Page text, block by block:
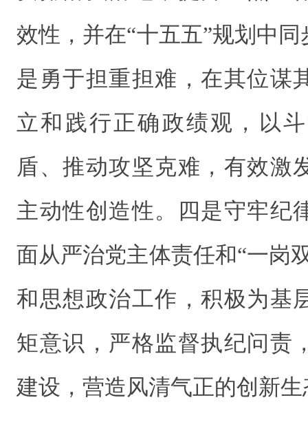
效性，并在“十五五”规划中
是勇于担重担难，在其位谋
立和践行正确政绩观，以
盾、推动攻坚克难，有效激
主动性创造性。四是守牢纪
面从严治党主体责任和“一岗
和思想政治工作，积极为基
矩意识，严格监督执纪问责
建设，营造风清气正的创新生